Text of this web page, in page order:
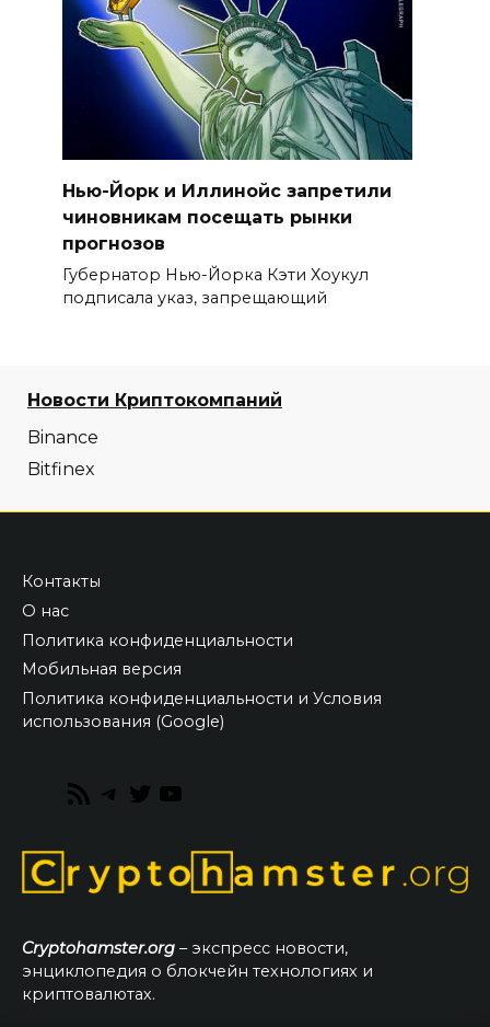
Нью-Йорк и Иллинойс запретили
чиновникам посещать рынки
прогнозов
Губернатор Нью-Йорка Кэти Хоукул
подписала указ, запрещающий
Новости Криптокомпаний
Binance
Bitfinex
Контакты
О нас
Политика конфиденциальности
Мобильная версия
Политика конфиденциальности и Условия
использования (Google)
RSS
Telegram
Twitter
Cryptohamster.org – экспресс новости,
энциклопедия о блокчейн технологиях и
криптовалютах.